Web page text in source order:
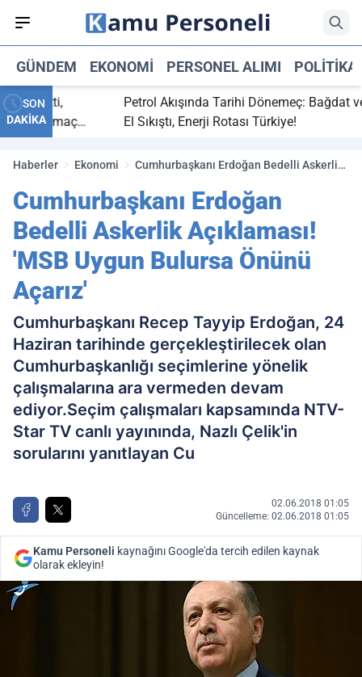
GÜNDEM EKONOMI PERSONEL ALIMI POLITIKA
SON
DAKİKA
bitti,
maç
Petrol Akışında Tarihi Dönemeç: Bağdat ve
El Sıkıştı, Enerji Rotası Türkiye!
Haberler Ekonomi
Cumhurbaşkanı Erdoğan Bedelli Askerlik
Açarız'
Cumhurbaşkanı Erdoğan
Bedelli Askerlik Açıklaması!
'MSB Uygun Bulursa Önünü
Açarız'
Cumhurbaşkanı Recep Tayyip Erdoğan, 24
Haziran tarihinde gerçekleştirilecek olan
Cumhurbaşkanlığı seçimlerine yönelik
çalışmalarına ara vermeden devam
ediyor.Seçim çalışmaları kapsamında NTV-
Star TV canlı yayınında, Nazlı Çelik'in
sorularını yanıtlayan Cu
02.06.2018 01:05
Güncelleme: 02.06.2018 01:05
Kamu Personeli kaynağını Google'da tercih edilen kaynak
olarak ekleyin!